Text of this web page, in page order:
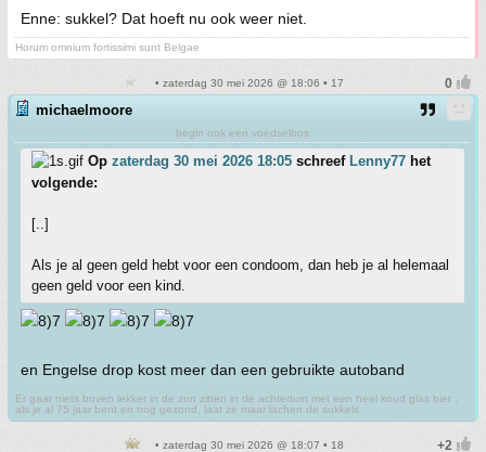
Enne: sukkel? Dat hoeft nu ook weer niet.
Horum omnium fortissimi sunt Belgae
• zaterdag 30 mei 2026 @ 18:06 • 17
michaelmoore
begin ook een voedselbos
Op zaterdag 30 mei 2026 18:05 schreef Lenny77 het
volgende:
[..]
Als je al geen geld hebt voor een condoom, dan heb je al helemaal
geen geld voor een kind.
en Engelse drop kost meer dan een gebruikte autoband
Er gaat niets boven lekker in de zon zitten in de achtertuin met een heel koud glas bier ,
als je al 75 jaar bent en nog gezond, laat ze maar lachen de sukkels
• zaterdag 30 mei 2026 @ 18:07 • 18